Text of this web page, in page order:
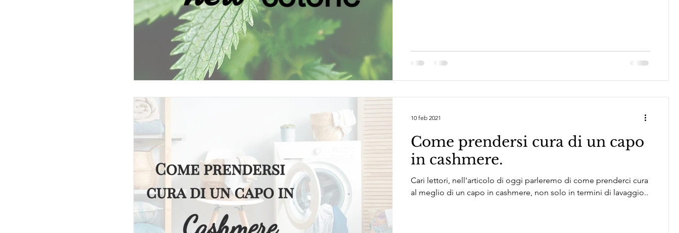
Come prendersi cura di un capo
in cashmere.
Cari lettori, nell'articolo di oggi parleremo di come prenderci cura
al meglio di un capo in cashmere, non solo in termini di lavaggio..
10 feb 2021